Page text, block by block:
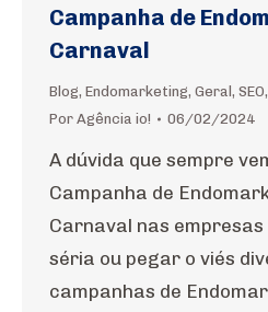
Campanha de
Carnaval
Blog, Endomarketing, Geral , SEO,
Por Agência io! 06/02/2024
A dúvida que sempre
Campanha de
Carnaval nas
séria ou pegar o viés
campanhas de